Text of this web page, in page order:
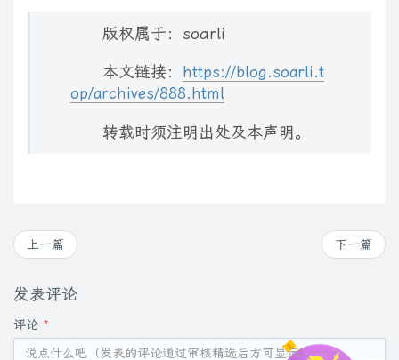
版权属于：soarli
本文链接： https://blog.soarli.t
op/archives/888.html
转载时须注明出处及本声明。
下一篇
上一篇
发表评论
评论 *